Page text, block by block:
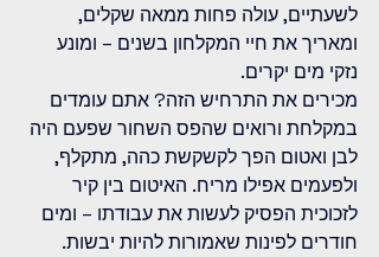
לשעתיים, עולה פחות ממאה שקלים,
ומאריך את חיי המקלחון בשנים – ומונע
נזקי מים יקרים.
מכירים את התרחיש הזה? אתם עומדים
במקלחת ורואים שהפס השחור שפעם היה
לבן ואטום הפך לקשקשת כהה, מתקלף,
ולפעמים אפילו מריח. האיטום בין קיר
לזכוכית הפסיק לעשות את עבודתו – ומים
חודרים לפינות שאמורות להיות יבשות.